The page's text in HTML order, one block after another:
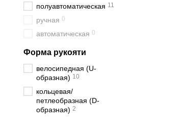
полуавтоматическая 11
ручная 0
автоматическая 0
Форма рукояти
велосипедная (U-
образная) 10
кольцевая/
петлеобразная (D-
образная) 2